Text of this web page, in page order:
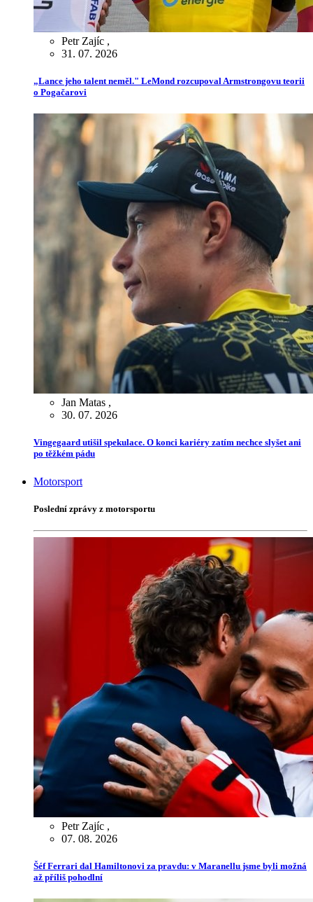
Petr Zajíc ,
31. 07. 2026
„Lance jeho talent neměl." LeMond rozcupoval Armstrongovu teorii
o Pogačarovi
Jan Matas ,
30. 07. 2026
Vingegaard utišil spekulace. O konci kariéry zatím nechce slyšet ani
po těžkém pádu
Motorsport
Poslední zprávy z motorsportu
Petr Zajíc ,
07. 08. 2026
Šéf Ferrari dal Hamiltonovi za pravdu: v Maranellu jsme byli možná
až příliš pohodlní